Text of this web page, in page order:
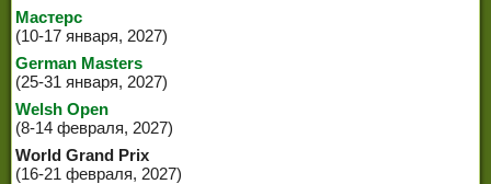
Мастерс
(10-17 января, 2027)
German Masters
(25-31 января, 2027)
Welsh Open
(8-14 февраля, 2027)
World Grand Prix
(16-21 февраля, 2027)